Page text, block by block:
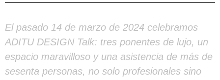
El pasado 14 de marzo de 2024 celebramos
ADITU DESIGN Talk: tres ponentes de lujo, un
espacio maravilloso y una asistencia de más de
sesenta personas, no solo profesionales sino